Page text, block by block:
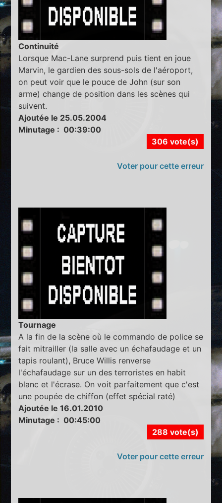
Continuité
Lorsque Mac-Lane surprend puis tient en joue
Marvin, le gardien des sous-sols de l'aéroport,
on peut voir que le pouce de John (sur son
arme) change de position dans les scènes qui
suivent.
Ajoutée le 25.05.2004
Minutage : 00:39:00
306 vote(s)
Voter pour cette erreur
Tournage
A la fin de la scène où le commando de police se
fait mitrailler (la salle avec un échafaudage et un
tapis roulant), Bruce Willis renverse
l'échafaudage sur un des terroristes en habit
blanc et l'écrase. On voit parfaitement que c'est
une poupée de chiffon (effet spécial raté)
Ajoutée le 16.01.2010
Minutage : 00:45:00
288 vote(s)
Voter pour cette erreur